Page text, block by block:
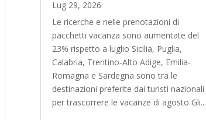
Lug 29, 2026
Le ricerche e nelle prenotazioni di
pacchetti vacanza sono aumentate del
23% rispetto a luglio Sicilia, Puglia,
Calabria, Trentino-Alto Adige, Emilia-
Romagna e Sardegna sono tra le
destinazioni preferite dai turisti nazionali
per trascorrere le vacanze di agosto Gli...